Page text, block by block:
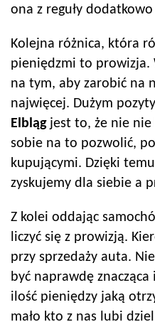
ona z reguły dodatkowo
Kolejna różnica, która
pieniędzmi to prowizja.
na tym, aby zarobić na
najwięcej. Dużym
Elblągjest to, że nie nie
sobie na to pozwolić,
kupującymi. Dzięki
zyskujemy dla siebie a
Z kolei oddając
liczyć się z prowizją.
przy sprzedaży auta.
być naprawdę znacząca
ilość pieniędzy jaką
mało kto z nas lubi